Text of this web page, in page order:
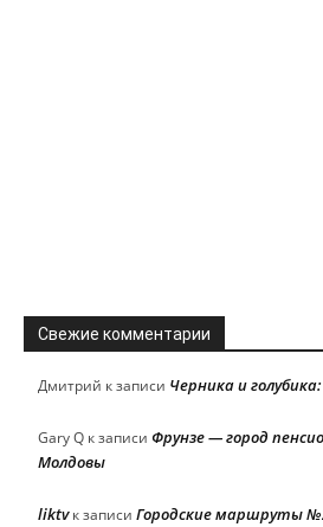
Свежие комментарии
Дмитрий к записи Черника и
Gary Q к записи Фрунзе — город
Молдовы
liktvк записи Городские маршруты